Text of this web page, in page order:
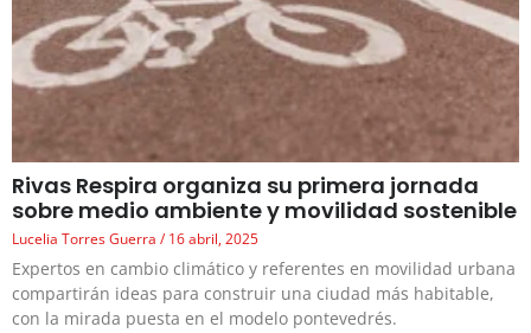
Rivas Respira organiza su primera jornada
sobre medio ambiente y movilidad sostenible
Lucelia Torres Guerra 16 abril, 2025
Expertos en cambio climático y referentes en movilidad urbana
compartirán ideas para construir una ciudad más habitable,
con la mirada puesta en el modelo pontevedrés.